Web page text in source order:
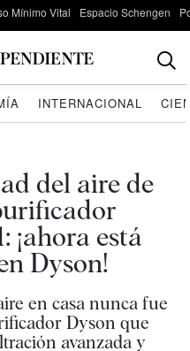
Mínimo Vital Espacio Schengen
INTERNACIONAL
del aire de
¡ahora está
Dyson!
en casa nunca fue
Dyson que
avanzada y